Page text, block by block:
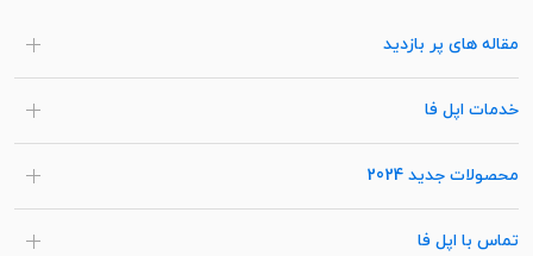
مقاله های پر بازدید
خدمات اپل فا
محصولات جدید 2024
تماس با اپل فا